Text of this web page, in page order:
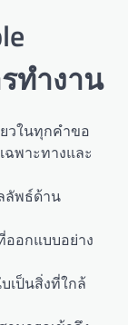
ทำงาน
วในทุกคำขอ
ฉพาะทางและ
ลัพธ์ด้าน
ออกแบบอย่าง
บเป็นสิ่งที่ใกล้